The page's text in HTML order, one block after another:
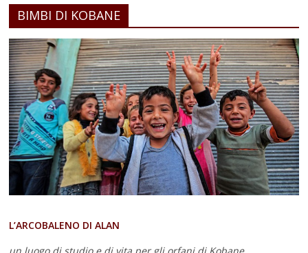
BIMBI DI KOBANE
L’ARCOBALENO DI ALAN
un luogo di studio e di vita per gli orfani di Kobane